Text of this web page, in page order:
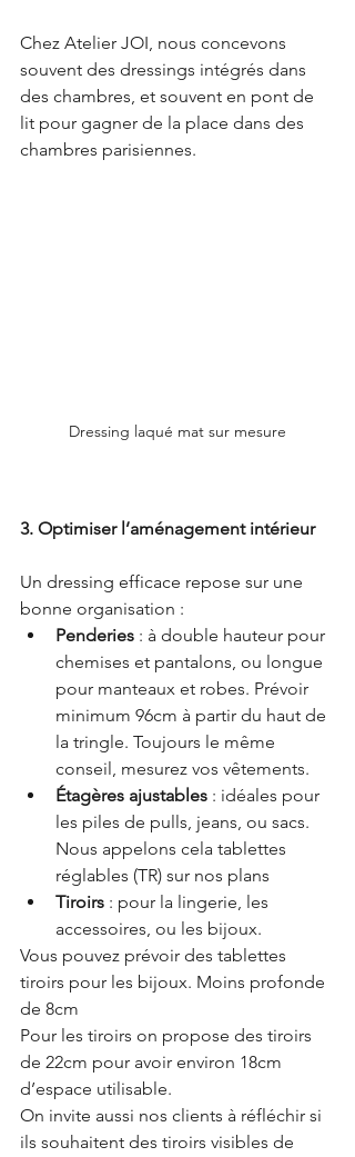
Chez Atelier JOI, nous concevons
souvent des dressings intégrés dans
des chambres, et souvent en pont de
lit pour gagner de la place dans des
chambres parisiennes.
Dressing laqué mat sur mesure
3. Optimiser l’aménagement intérieur
Un dressing efficace repose sur une
bonne organisation :
Penderies : à double hauteur pour
chemises et pantalons, ou longue
pour manteaux et robes. Prévoir
minimum 96cm à partir du haut de
la tringle. Toujours le même
conseil, mesurez vos vêtements.
Étagères ajustables : idéales pour
les piles de pulls, jeans, ou sacs.
Nous appelons cela tablettes
réglables (TR) sur nos plans
Tiroirs : pour la lingerie, les
accessoires, ou les bijoux.
Vous pouvez prévoir des tablettes
tiroirs pour les bijoux. Moins profonde
de 8cm
Pour les tiroirs on propose des tiroirs
de 22cm pour avoir environ 18cm
d’espace utilisable.
On invite aussi nos clients à réfléchir si
ils souhaitent des tiroirs visibles de